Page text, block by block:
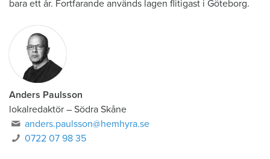
bara ett år. Fortfarande används lagen flitigast i Göteborg.
Anders Paulsson
lokalredaktör – Södra Skåne
anders.paulsson@hemhyra.se
0722 07 98 35